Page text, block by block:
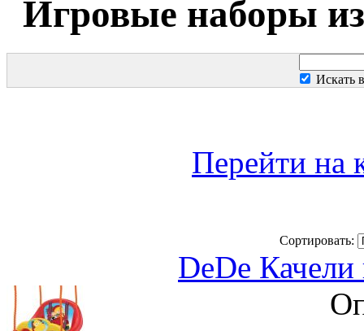
Игровые наборы
Искать
Перейти на
Сортировать:
DeDe Качели